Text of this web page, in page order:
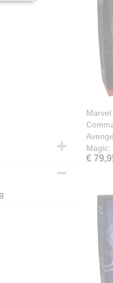
Magic:
€